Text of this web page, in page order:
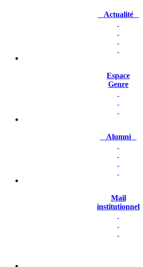
Actualité
Espace
Genre
Alumni
Mail
institutionnel